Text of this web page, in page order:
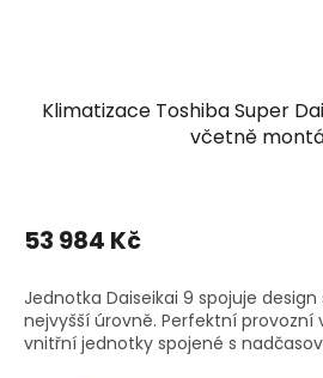
Klimatizace Toshiba Super
včetně
53 984 Kč
Jednotka Daiseikai 9 spojuje
nejvyšší úrovně. Perfektní provozní
vnitřní jednotky spojené s